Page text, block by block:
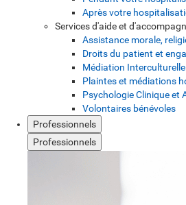
Après votre
Services d'aide et
Assistance morale,
Droits du patient et
Médiation
Plaintes et médiations
Psychologie Clinique et
Volontaires bénévoles
Professionnels
Professionnels